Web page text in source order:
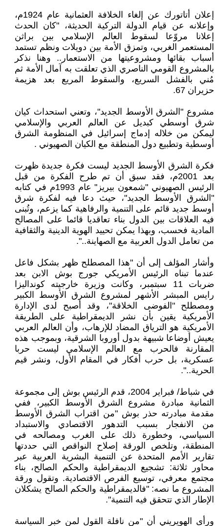
إعلان أتاتورك عن إلغاء الخلافة العثمانية عام 1924م،
وإعلانه عن قيام الدولة التركية الحديثة، "كان الحدث
إعلانا مروّعا لسقوط العالم الإسلامي بين براثن
المستعمر الغربي، وتمزق الأمة بين دويلات ونظم تستمد
أسباب بقائها ومشروعيتها من الاستعمار.. وهنا نذكر
بالمشروع القومي الناصري الذي تعلقت به آمال الأمة ثم
مُني بالفشل السريع، والسقوط المريع بعد هزيمة
حزيران 67.
مشروع "الشرق الأوسط الجديد"، وتعني استحداث كيان
شرق أوسطي كبديل عن العالم العربي والإسلامي
ليمكن من خلاله إدماج إسرائيل في المنظومة الشرق
أوسطية وتطبيع دول المنطقة مع الكيان الصهيوني .
فكرة الشرق الأوسط الجديد ليست فكرة جديدة ظهرت
بعد 2001م، فقد سبق أن تم طرح الفكرة من قبل
الرئيس الصهيوني "شمعون بيريز" عام 1993م في كتابه
"الشرق الأوسط الجديد"، حيث دعا فيه لفكرة شرق
أوسط جديد قائم على التنمية والرفاهية كما يزعم، وتُبنى
فيه العلاقات بين الدول بناء تعاقديا قائما على المصالح
المادية فحسب، وبهذا يمكن تحييد الهوية الدينية والثقافية
من تعامل الدول العربية مع الصهاينة..".
وأشار المؤلف إلى أن "هذا المصطلح ظهر بشكل فاعل
عندما تبناه الرئيس الأمريكي جورج بوش الابن بعد
ضربات 11 سبتمبر، وكانت وزيرة خارجيته كونداليزا
رايس المبشر الأشهر لمشروع الشرق الأوسط الكبير
ومصطلح "الفوضى الخلاقة"، وقد أصبح لدى الإدارة
الأمريكية يقين بأن نشر الديمقراطية على الطريقة
الأمريكية هو الترياق المضاد للإرهاب، وأن العالم العربي
يعيش أوضاعا شبيهة بدول أوروبا الشرقية، وبموجب هذه
المقارنة فالحرب مع العالم الإسلامي ليست حربا
عسكرية، بل حرب أفكار في المقام الأول، ونشر قيم
الحرية..".
في شباط/ فبراير 2004، قدم الرئيس بوش إلى مجموعة
الثمانية مبادرة مشروع الشرق الأوسط الكبير، ففي
مقدمة مبادرته حذر بوش "من اقتراب الشرق الأوسط
من الانفجار بسبب التدهور الاقتصادي والاستبداد
السياسي، وخطورة ذلك على الغرب ومصالحه في
المنطقة، وتلخص الورقة إصلاح النواقص التي حددتها
تقارير الأمم المتحدة عن التنمية البشرية العربية عبر
محاور ثلاثة: تشجيع الديمقراطية والحكم الصالح، بناء
مجتمع معرفي، توسيع الفرص الاقتصادية. وتقول ورقة
المشروع ما نصه: "فالديمقراطية والحكم الصالح يشكلان
الإطار الذي تتحقق فيه التنمية".
ورأى الهويريني أن "من نافلة القول لمن خبر السياسة